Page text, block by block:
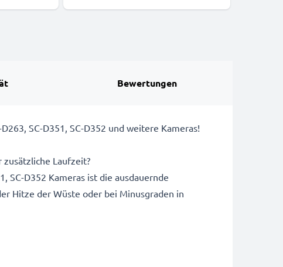
Bewertungen
SC-D351, SC-D352 und weitere Kameras!
Laufzeit?
SC-D352 Kameras ist die ausdauernde
Hitze der Wüste oder bei Minusgraden in